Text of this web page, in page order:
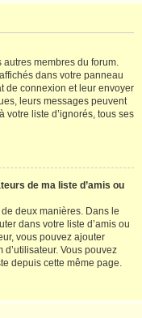
membres du forum.
dans votre panneau
de connexion et leur envoyer
leurs messages peuvent
votre liste d’ignorés, tous ses
de ma liste d’amis ou
deux manières. Dans le
dans votre liste d’amis ou
vous pouvez ajouter
Vous pouvez
depuis cette même page.